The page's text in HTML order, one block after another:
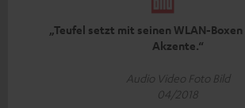
„Teufel setzt mit seinen WLAN-Boxen
Akzente.“
Audio Video Foto Bild
04/2018